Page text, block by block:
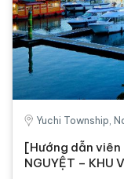
Yuchi Township,
[Hướng dẫn viên
NGUYỆT – KHU